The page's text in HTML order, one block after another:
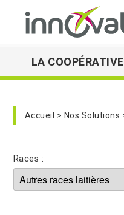
Skip to main navigation
LA COOPÉRATIVE
Accueil Nos Solutions
Races :